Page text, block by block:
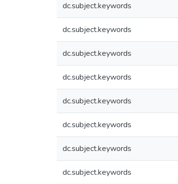
dc.subject.keywords
dc.subject.keywords
dc.subject.keywords
dc.subject.keywords
dc.subject.keywords
dc.subject.keywords
dc.subject.keywords
dc.subject.keywords